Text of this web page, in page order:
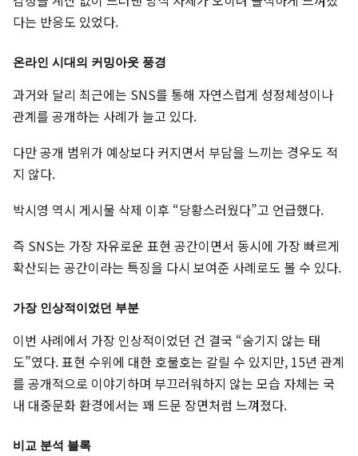
다는 반응도 있었다.
온라인 시대의 커밍아웃 풍경
과거와 달리 최근에는 SNS를 통해 자연스럽게 성정체성이나
관계를 공개하는 사례가 늘고 있다.
다만 공개 범위가 예상보다 커지면서 부담을 느끼는 경우도 적
지 않다.
박시영 역시 게시물 삭제 이후 “당황스러웠다”고 언급했다.
즉 SNS는 가장 자유로운 표현 공간이면서 동시에 가장 빠르게
확산되는 공간이라는 특징을 다시 보여준 사례로도 볼 수 있다.
가장 인상적이었던 부분
이번 사례에서 가장 인상적이었던 건 결국 “숨기지 않는 태
도”였다. 표현 수위에 대한 호불호는 갈릴 수 있지만, 15년 관계
를 공개적으로 이야기하며 부끄러워하지 않는 모습 자체는 국
내 대중문화 환경에서는 꽤 드문 장면처럼 느껴졌다.
비교 분석 블록